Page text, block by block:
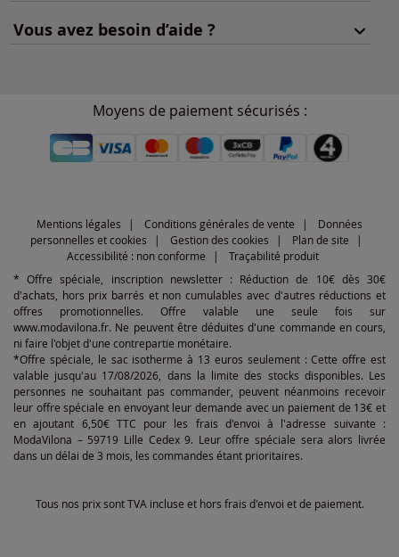
Vous avez besoin d’aide ?
Moyens de paiement sécurisés :
Mentions légales Conditions générales de vente
Données
personnelles et cookies
Gestion des cookies
Plan de site
Accessibilité : non conforme
Traçabilité produit
* Offre spéciale, inscription newsletter : Réduction de 10€ dès 30€
d'achats, hors prix barrés et non cumulables avec d'autres réductions et
offres promotionnelles. Offre valable une seule fois sur
www.modavilona.fr. Ne peuvent être déduites d'une commande en cours,
ni faire l'objet d'une contrepartie monétaire.
*Offre spéciale, le sac isotherme à 13 euros seulement : Cette offre est
valable jusqu'au 17/08/2026, dans la limite des stocks disponibles. Les
personnes ne souhaitant pas commander, peuvent néanmoins recevoir
leur offre spéciale en envoyant leur demande avec un paiement de 13€ et
en ajoutant 6,50€ TTC pour les frais d'envoi à l'adresse suivante :
ModaVilona – 59719 Lille Cedex 9. Leur offre spéciale sera alors livrée
dans un délai de 3 mois, les commandes étant prioritaires.
Tous nos prix sont TVA incluse et hors frais d'envoi et de paiement.